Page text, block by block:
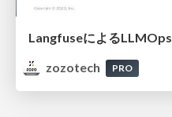
Langfuseによる
zozotech
PRO